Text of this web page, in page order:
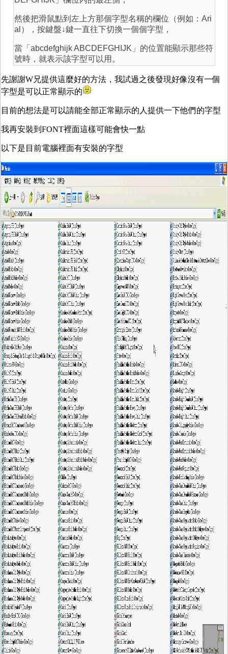
然後把滑鼠點到左上方那個字型名稱的欄位（例如：Ari
al），按鍵盤↓鍵一直往下切換一個個字型，
當「abcdefghijk ABCDEFGHIJK」的位置能顯示那些符
號時，就表示該字型可以用。
先謝謝W兄提供這麼好的方法，我試過之後發現好像沒有一個
字型是可以正常顯示的
目前的想法是可以請能全部正常顯示的人提供一下他們的字型
我再安裝到FONT裡面這樣可能會快一點
以下是目前電腦裡面有安裝的字型